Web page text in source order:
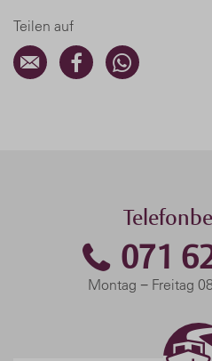
Teilen auf
071
Montag − Freitag